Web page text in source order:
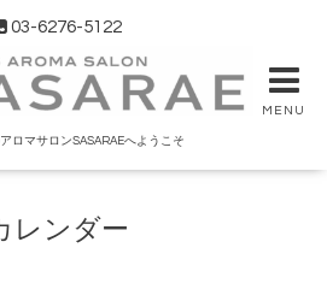
03-6276-5122
MENU
ロマサロンSASARAEへようこそ
レンダー